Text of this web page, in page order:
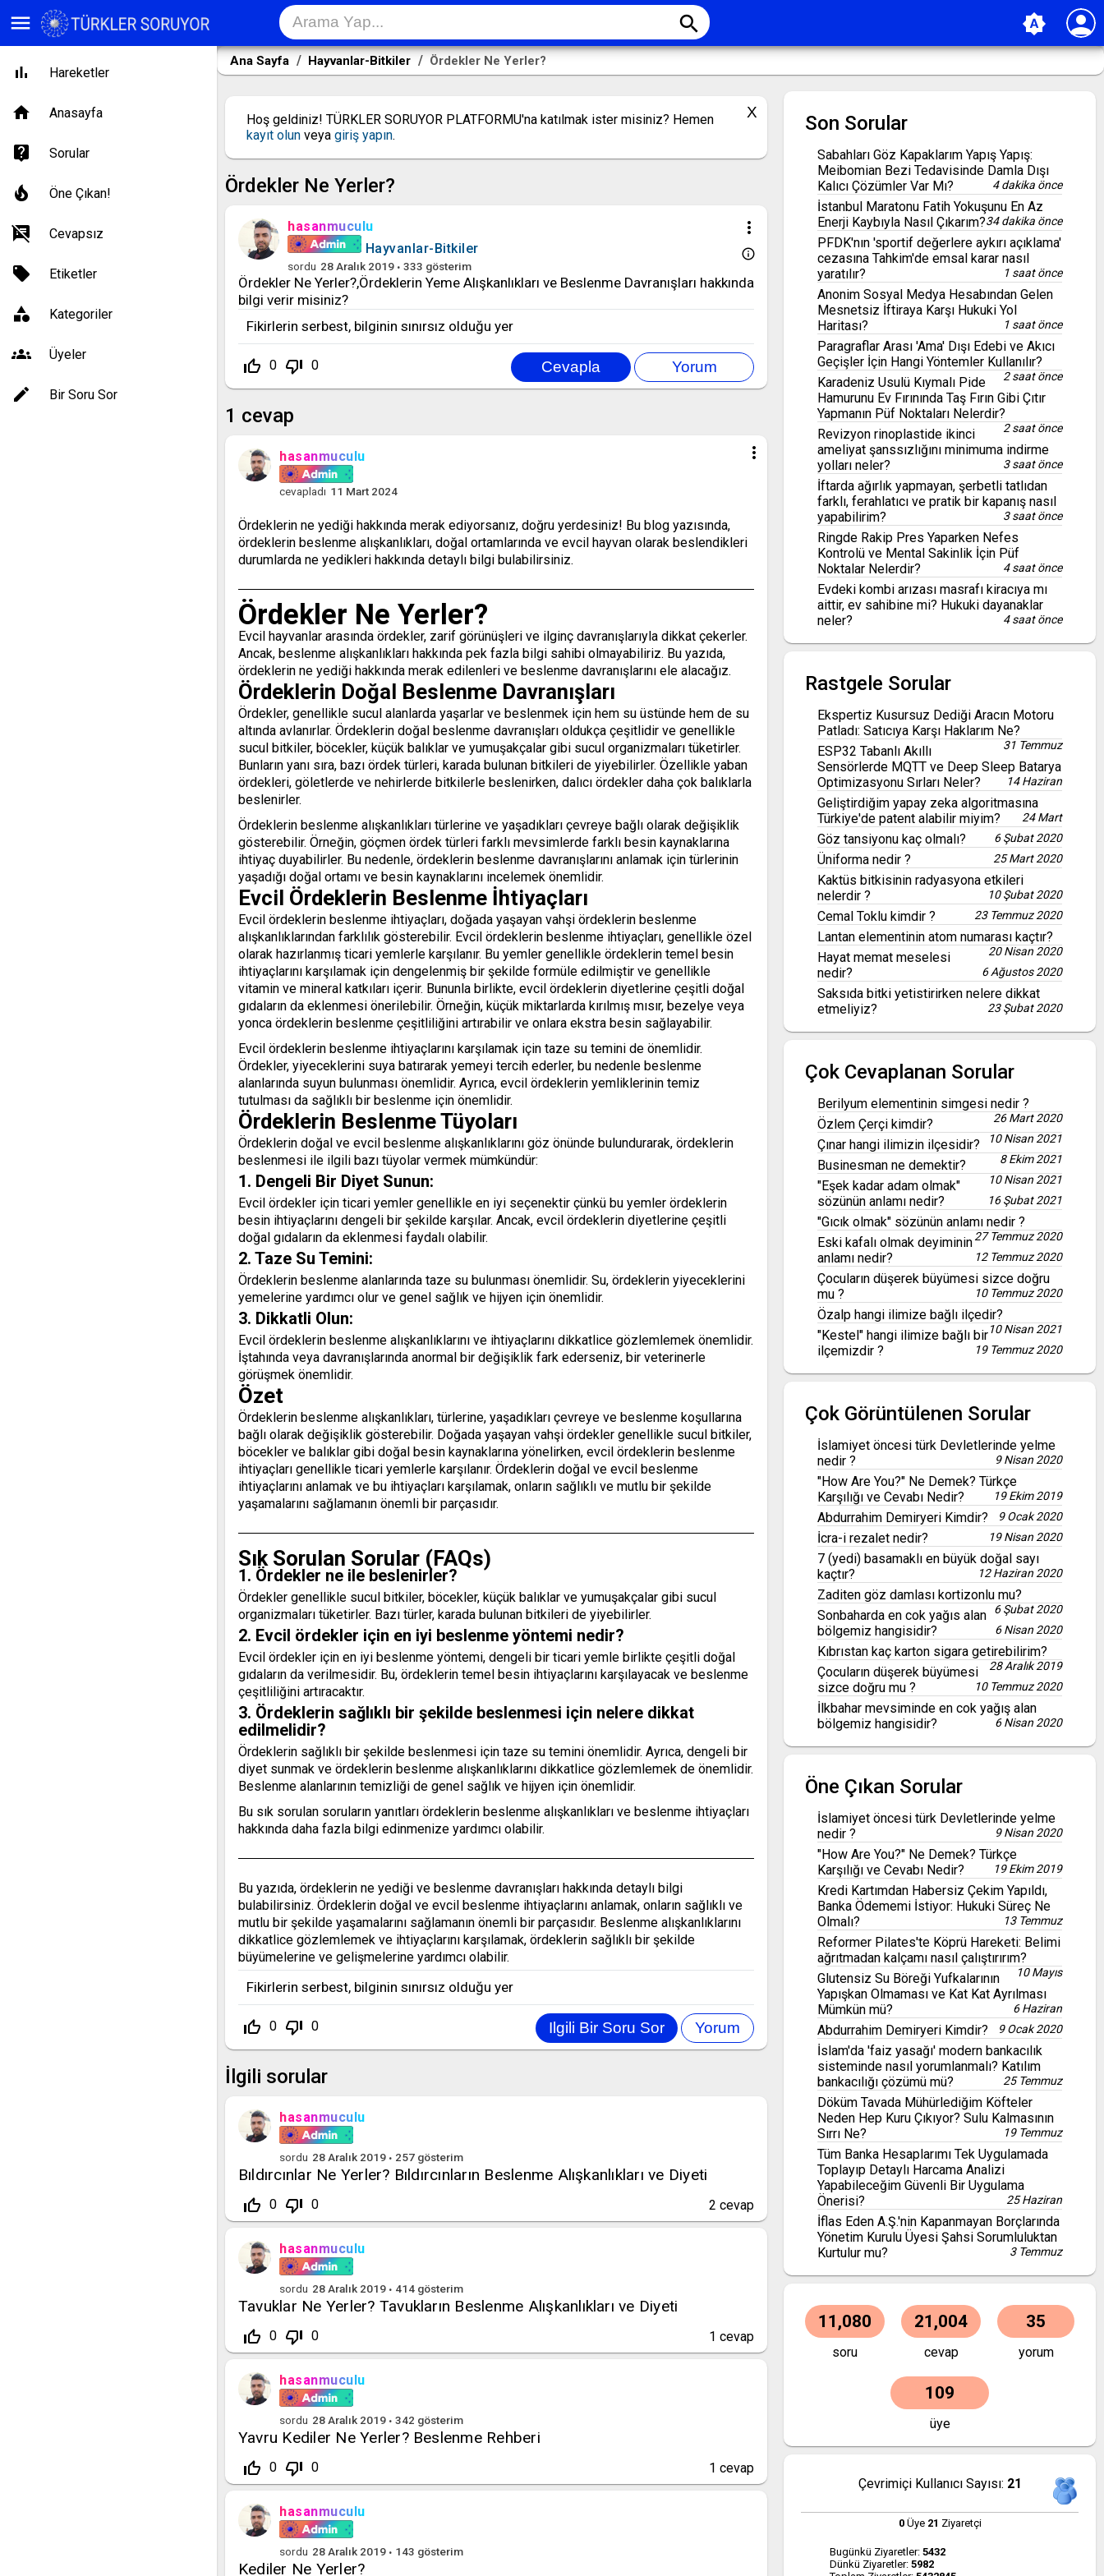
menu person
search brightness_auto
Hareketler
Anasayfa
Sorular
Öne Çıkan!
Cevapsız
Etiketler
Kategoriler
Üyeler
Bir Soru Sor
Ana Sayfa Hayvanlar-Bitkiler Ördekler Ne Yerler?
Hoş geldiniz! TÜRKLER SORUYOR PLATFORMU'na katılmak ister misiniz? Hemen
kayıt olunveya giriş yapın.
Ördekler Ne Yerler?
more_vert
hasanmuculu
Hayvanlar-Bitkiler
sordu 28 Aralık 2019 333 gösterim
info_outline
Ördekler Ne Yerler?,Ördeklerin Yeme Alışkanlıkları ve Beslenme Davranışları hakkında
bilgi verir misiniz?
Fikirlerin serbest, bilginin sınırsız olduğu yer
thumb_up_off_alt 0 thumb_down_off_alt 0
1 cevap
more_vert
hasanmuculu
cevapladı 11 Mart 2024
Ördeklerin ne yediği hakkında merak ediyorsanız, doğru yerdesiniz! Bu blog yazısında,
ördeklerin beslenme alışkanlıkları, doğal ortamlarında ve evcil hayvan olarak beslendikleri
durumlarda ne yedikleri hakkında detaylı bilgi bulabilirsiniz.
Ördekler Ne Yerler?
Evcil hayvanlar arasında ördekler, zarif görünüşleri ve ilginç davranışlarıyla dikkat çekerler.
Ancak, beslenme alışkanlıkları hakkında pek fazla bilgi sahibi olmayabiliriz. Bu yazıda,
ördeklerin ne yediği hakkında merak edilenleri ve beslenme davranışlarını ele alacağız.
Ördeklerin Doğal Beslenme Davranışları
Ördekler, genellikle sucul alanlarda yaşarlar ve beslenmek için hem su üstünde hem de su
altında avlanırlar. Ördeklerin doğal beslenme davranışları oldukça çeşitlidir ve genellikle
sucul bitkiler, böcekler, küçük balıklar ve yumuşakçalar gibi sucul organizmaları tüketirler.
Bunların yanı sıra, bazı ördek türleri, karada bulunan bitkileri de yiyebilirler. Özellikle yaban
ördekleri, göletlerde ve nehirlerde bitkilerle beslenirken, dalıcı ördekler daha çok balıklarla
beslenirler.
Ördeklerin beslenme alışkanlıkları türlerine ve yaşadıkları çevreye bağlı olarak değişiklik
gösterebilir. Örneğin, göçmen ördek türleri farklı mevsimlerde farklı besin kaynaklarına
ihtiyaç duyabilirler. Bu nedenle, ördeklerin beslenme davranışlarını anlamak için türlerinin
yaşadığı doğal ortamı ve besin kaynaklarını incelemek önemlidir.
Evcil Ördeklerin Beslenme İhtiyaçları
Evcil ördeklerin beslenme ihtiyaçları, doğada yaşayan vahşi ördeklerin beslenme
alışkanlıklarından farklılık gösterebilir. Evcil ördeklerin beslenme ihtiyaçları, genellikle özel
olarak hazırlanmış ticari yemlerle karşılanır. Bu yemler genellikle ördeklerin temel besin
ihtiyaçlarını karşılamak için dengelenmiş bir şekilde formüle edilmiştir ve genellikle
vitamin ve mineral katkıları içerir. Bununla birlikte, evcil ördeklerin diyetlerine çeşitli doğal
gıdaların da eklenmesi önerilebilir. Örneğin, küçük miktarlarda kırılmış mısır, bezelye veya
yonca ördeklerin beslenme çeşitliliğini artırabilir ve onlara ekstra besin sağlayabilir.
Evcil ördeklerin beslenme ihtiyaçlarını karşılamak için taze su temini de önemlidir.
Ördekler, yiyeceklerini suya batırarak yemeyi tercih ederler, bu nedenle beslenme
alanlarında suyun bulunması önemlidir. Ayrıca, evcil ördeklerin yemliklerinin temiz
tutulması da sağlıklı bir beslenme için önemlidir.
Ördeklerin Beslenme Tüyoları
Ördeklerin doğal ve evcil beslenme alışkanlıklarını göz önünde bulundurarak, ördeklerin
beslenmesi ile ilgili bazı tüyolar vermek mümkündür:
1. Dengeli Bir Diyet Sunun:
Evcil ördekler için ticari yemler genellikle en iyi seçenektir çünkü bu yemler ördeklerin
besin ihtiyaçlarını dengeli bir şekilde karşılar. Ancak, evcil ördeklerin diyetlerine çeşitli
doğal gıdaların da eklenmesi faydalı olabilir.
2. Taze Su Temini:
Ördeklerin beslenme alanlarında taze su bulunması önemlidir. Su, ördeklerin yiyeceklerini
yemelerine yardımcı olur ve genel sağlık ve hijyen için önemlidir.
3. Dikkatli Olun:
Evcil ördeklerin beslenme alışkanlıklarını ve ihtiyaçlarını dikkatlice gözlemlemek önemlidir.
İştahında veya davranışlarında anormal bir değişiklik fark ederseniz, bir veterinerle
görüşmek önemlidir.
Özet
Ördeklerin beslenme alışkanlıkları, türlerine, yaşadıkları çevreye ve beslenme koşullarına
bağlı olarak değişiklik gösterebilir. Doğada yaşayan vahşi ördekler genellikle sucul bitkiler,
böcekler ve balıklar gibi doğal besin kaynaklarına yönelirken, evcil ördeklerin beslenme
ihtiyaçları genellikle ticari yemlerle karşılanır. Ördeklerin doğal ve evcil beslenme
ihtiyaçlarını anlamak ve bu ihtiyaçları karşılamak, onların sağlıklı ve mutlu bir şekilde
yaşamalarını sağlamanın önemli bir parçasıdır.
Sık Sorulan Sorular (FAQs)
1. Ördekler ne ile beslenirler?
Ördekler genellikle sucul bitkiler, böcekler, küçük balıklar ve yumuşakçalar gibi sucul
organizmaları tüketirler. Bazı türler, karada bulunan bitkileri de yiyebilirler.
2. Evcil ördekler için en iyi beslenme yöntemi nedir?
Evcil ördekler için en iyi beslenme yöntemi, dengeli bir ticari yemle birlikte çeşitli doğal
gıdaların da verilmesidir. Bu, ördeklerin temel besin ihtiyaçlarını karşılayacak ve beslenme
çeşitliliğini artıracaktır.
3. Ördeklerin sağlıklı bir şekilde beslenmesi için nelere dikkat
edilmelidir?
Ördeklerin sağlıklı bir şekilde beslenmesi için taze su temini önemlidir. Ayrıca, dengeli bir
diyet sunmak ve ördeklerin beslenme alışkanlıklarını dikkatlice gözlemlemek de önemlidir.
Beslenme alanlarının temizliği de genel sağlık ve hijyen için önemlidir.
Bu sık sorulan soruların yanıtları ördeklerin beslenme alışkanlıkları ve beslenme ihtiyaçları
hakkında daha fazla bilgi edinmenize yardımcı olabilir.
Bu yazıda, ördeklerin ne yediği ve beslenme davranışları hakkında detaylı bilgi
bulabilirsiniz. Ördeklerin doğal ve evcil beslenme ihtiyaçlarını anlamak, onların sağlıklı ve
mutlu bir şekilde yaşamalarını sağlamanın önemli bir parçasıdır. Beslenme alışkanlıklarını
dikkatlice gözlemlemek ve ihtiyaçlarını karşılamak, ördeklerin sağlıklı bir şekilde
büyümelerine ve gelişmelerine yardımcı olabilir.
Fikirlerin serbest, bilginin sınırsız olduğu yer
thumb_up_off_alt 0 thumb_down_off_alt 0
İlgili sorular
hasanmuculu
sordu 28 Aralık 2019 257 gösterim
Bıldırcınlar Ne Yerler? Bıldırcınların Beslenme Alışkanlıkları ve Diyeti
thumb_up_off_alt 0 thumb_down_off_alt 0 2 cevap
hasanmuculu
sordu 28 Aralık 2019 414 gösterim
Tavuklar Ne Yerler? Tavukların Beslenme Alışkanlıkları ve Diyeti
thumb_up_off_alt 0 thumb_down_off_alt 0 1 cevap
hasanmuculu
sordu 28 Aralık 2019 342 gösterim
Yavru Kediler Ne Yerler? Beslenme Rehberi
thumb_up_off_alt 0 thumb_down_off_alt 0 1 cevap
hasanmuculu
sordu 28 Aralık 2019 143 gösterim
Kediler Ne Yerler?
Son Sorular
Sabahları Göz Kapaklarım Yapış Yapış:
Meibomian Bezi Tedavisinde Damla Dışı
Kalıcı Çözümler Var Mı?
4 dakika önce
İstanbul Maratonu Fatih Yokuşunu En Az
Enerji Kaybıyla Nasıl Çıkarım?34 dakika önce
PFDK'nın 'sportif değerlere aykırı açıklama'
cezasına Tahkim'de emsal karar nasıl
yaratılır?
1 saat önce
Anonim Sosyal Medya Hesabından Gelen
Mesnetsiz İftiraya Karşı Hukuki Yol
Haritası?
1 saat önce
Paragraflar Arası 'Ama' Dışı Edebi ve Akıcı
Geçişler İçin Hangi Yöntemler Kullanılır?
2 saat önce
Karadeniz Usulü Kıymalı Pide
Hamurunu Ev Fırınında Taş Fırın Gibi Çıtır
Yapmanın Püf Noktaları Nelerdir?
2 saat önce
Revizyon rinoplastide ikinci
ameliyat şanssızlığını minimuma indirme
yolları neler?
3 saat önce
İftarda ağırlık yapmayan, şerbetli tatlıdan
farklı, ferahlatıcı ve pratik bir kapanış nasıl
yapabilirim?
3 saat önce
Ringde Rakip Pres Yaparken Nefes
Kontrolü ve Mental Sakinlik İçin Püf
Noktalar Nelerdir?
4 saat önce
Evdeki kombi arızası masrafı kiracıya mı
aittir, ev sahibine mi? Hukuki dayanaklar
neler?
4 saat önce
Rastgele Sorular
Ekspertiz Kusursuz Dediği Aracın Motoru
Patladı: Satıcıya Karşı Haklarım Ne?
31 Temmuz
ESP32 Tabanlı Akıllı
Sensörlerde MQTT ve Deep Sleep Batarya
Optimizasyonu Sırları Neler?
14 Haziran
Geliştirdiğim yapay zeka algoritmasına
Türkiye'de patent alabilir miyim?
24 Mart
Göz tansiyonu kaç olmalı? 6 Şubat 2020
Üniforma nedir ? 25 Mart 2020
Kaktüs bitkisinin radyasyona etkileri
nelerdir ?
10 Şubat 2020
Cemal Toklu kimdir ? 23 Temmuz 2020
Lantan elementinin atom numarası kaçtır?
20 Nisan 2020
Hayat memat meselesi
nedir?
6 Ağustos 2020
Saksıda bitki yetistirirken nelere dikkat
etmeliyiz?
23 Şubat 2020
Çok Cevaplanan Sorular
Berilyum elementinin simgesi nedir ?
26 Mart 2020
Özlem Çerçi kimdir?
10 Nisan 2021
Çınar hangi ilimizin ilçesidir?
8 Ekim 2021
Businesman ne demektir?
10 Nisan 2021
"Eşek kadar adam olmak"
sözünün anlamı nedir?
16 Şubat 2021
"Gıcık olmak" sözünün anlamı nedir ?
27 Temmuz 2020
Eski kafalı olmak deyiminin
anlamı nedir?
12 Temmuz 2020
Çocuların düşerek büyümesi sizce doğru
mu ?
10 Temmuz 2020
Özalp hangi ilimize bağlı ilçedir?
10 Nisan 2021
"Kestel" hangi ilimize bağlı bir
ilçemizdir ?
19 Temmuz 2020
Çok Görüntülenen Sorular
İslamiyet öncesi türk Devletlerinde yelme
nedir ?
9 Nisan 2020
"How Are You?" Ne Demek? Türkçe
Karşılığı ve Cevabı Nedir?
19 Ekim 2019
Abdurrahim Demiryeri Kimdir? 9 Ocak 2020
İcra-i rezalet nedir? 19 Nisan 2020
7 (yedi) basamaklı en büyük doğal sayı
kaçtır?
12 Haziran 2020
Zaditen göz damlası kortizonlu mu?
6 Şubat 2020
Sonbaharda en cok yağıs alan
bölgemiz hangisidir?
6 Nisan 2020
Kıbrıstan kaç karton sigara getirebilirim?
28 Aralık 2019
Çocuların düşerek büyümesi
sizce doğru mu ?
10 Temmuz 2020
İlkbahar mevsiminde en cok yağış alan
bölgemiz hangisidir?
6 Nisan 2020
Öne Çıkan Sorular
İslamiyet öncesi türk Devletlerinde yelme
nedir ?
9 Nisan 2020
"How Are You?" Ne Demek? Türkçe
Karşılığı ve Cevabı Nedir?
19 Ekim 2019
Kredi Kartımdan Habersiz Çekim Yapıldı,
Banka Ödememi İstiyor: Hukuki Süreç Ne
Olmalı?
13 Temmuz
Reformer Pilates'te Köprü Hareketi: Belimi
ağrıtmadan kalçamı nasıl çalıştırırım?
10 Mayıs
Glutensiz Su Böreği Yufkalarının
Yapışkan Olmaması ve Kat Kat Ayrılması
Mümkün mü?
6 Haziran
Abdurrahim Demiryeri Kimdir? 9 Ocak 2020
İslam'da 'faiz yasağı' modern bankacılık
sisteminde nasıl yorumlanmalı? Katılım
bankacılığı çözümü mü?
25 Temmuz
Döküm Tavada Mühürlediğim Köfteler
Neden Hep Kuru Çıkıyor? Sulu Kalmasının
Sırrı Ne?
19 Temmuz
Tüm Banka Hesaplarımı Tek Uygulamada
Toplayıp Detaylı Harcama Analizi
Yapabileceğim Güvenli Bir Uygulama
Önerisi?
25 Haziran
İflas Eden A.Ş.'nin Kapanmayan Borçlarında
Yönetim Kurulu Üyesi Şahsi Sorumluluktan
Kurtulur mu?
3 Temmuz
11,080
soru
21,004
cevap
35
yorum
109
üye
Çevrimiçi Kullanıcı Sayısı: 21
0Üye 21 Ziyaretçi
Bugünkü Ziyaretler: 5432
Dünkü Ziyaretler: 5982